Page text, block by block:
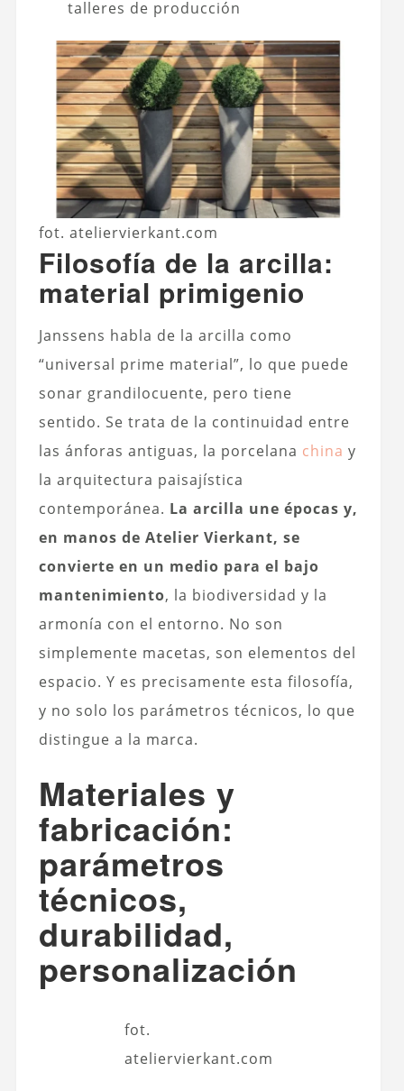
talleres de producción
fot. ateliervierkant.com
Filosofía de la arcilla:
material primigenio
Janssens habla de la arcilla como
“universal prime material”, lo que puede
sonar grandilocuente, pero tiene
sentido. Se trata de la continuidad entre
las ánforas antiguas, la porcelana china y
la arquitectura paisajística
contemporánea. La arcilla une épocas y,
en manos de Atelier Vierkant, se
convierte en un medio para el bajo
mantenimiento, la biodiversidad y la
armonía con el entorno. No son
simplemente macetas, son elementos del
espacio. Y es precisamente esta filosofía,
y no solo los parámetros técnicos, lo que
distingue a la marca.
Materiales y
fabricación:
parámetros
técnicos,
durabilidad,
personalización
fot.
ateliervierkant.com